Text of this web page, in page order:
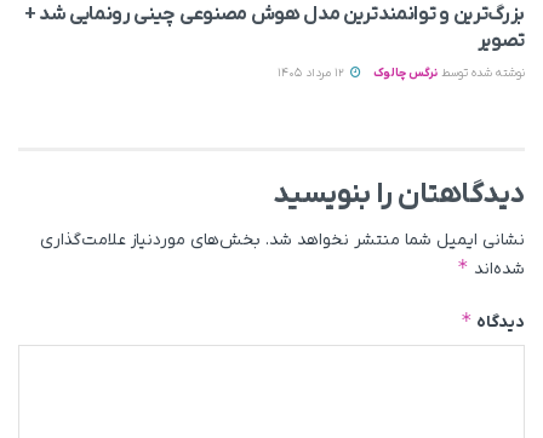
بزرگ‌ترین و توانمندترین مدل هوش مصنوعی چینی رونمایی شد +
تصویر
نوشته شده توسط نرگس چالوک
دیدگاهتان را بنویسید
نشانی ایمیل شما منتشر نخواهد شد. بخش‌های موردنیاز علامت‌گذاری
شده‌اند *
دیدگاه *